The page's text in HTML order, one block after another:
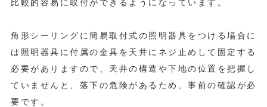
比較的容易に取付ができるようになっています。
角形シーリングに簡易取付式の照明器具をつける場合に
は照明器具に付属の金具を天井にネジ止めして固定する
必要がありますので、天井の構造や下地の位置を把握し
ていませんと、落下の危険があるため、事前の確認が必
要です。